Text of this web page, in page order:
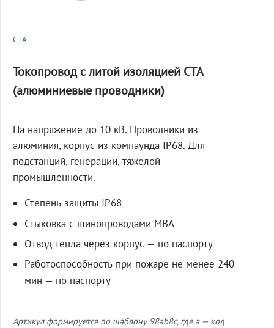
СТА
Токопровод с литой изоляцией СТА
(алюминиевые проводники)
На напряжение до 10 кВ. Проводники из
алюминия, корпус из компаунда IP68. Для
подстанций, генерации, тяжёлой
промышленности.
Степень защиты IP68
Стыковка с шинопроводами МВА
Отвод тепла через корпус — по паспорту
Работоспособность при пожаре не менее 240
мин — по паспорту
Артикул формируется по шаблону 98ab8c, где a — код